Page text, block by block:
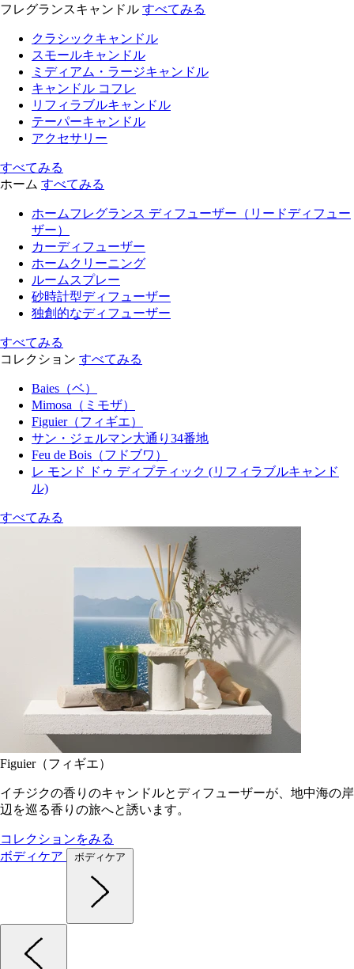
フレグランスキャンドル すべてみる
クラシックキャンドル
スモールキャンドル
ミディアム・ラージキャンドル
キャンドル コフレ
リフィラブルキャンドル
テーパーキャンドル
アクセサリー
すべてみる
ホーム すべてみる
ホームフレグランス ディフューザー（リードディフュー
ザー）
カーディフューザー
ホームクリーニング
ルームスプレー
砂時計型ディフューザー
独創的なディフューザー
すべてみる
コレクション すべてみる
Baies（ベ）
Mimosa（ミモザ）
Figuier（フィギエ）
サン・ジェルマン大通り34番地
Feu de Bois（フドブワ）
レ モンド ドゥ ディプティック (リフィラブルキャンド
ル)
すべてみる
Figuier（フィギエ）
イチジクの香りのキャンドルとディフューザーが、地中海の岸
辺を巡る香りの旅へと誘います。
コレクションをみる
ボディケア
ボディケア